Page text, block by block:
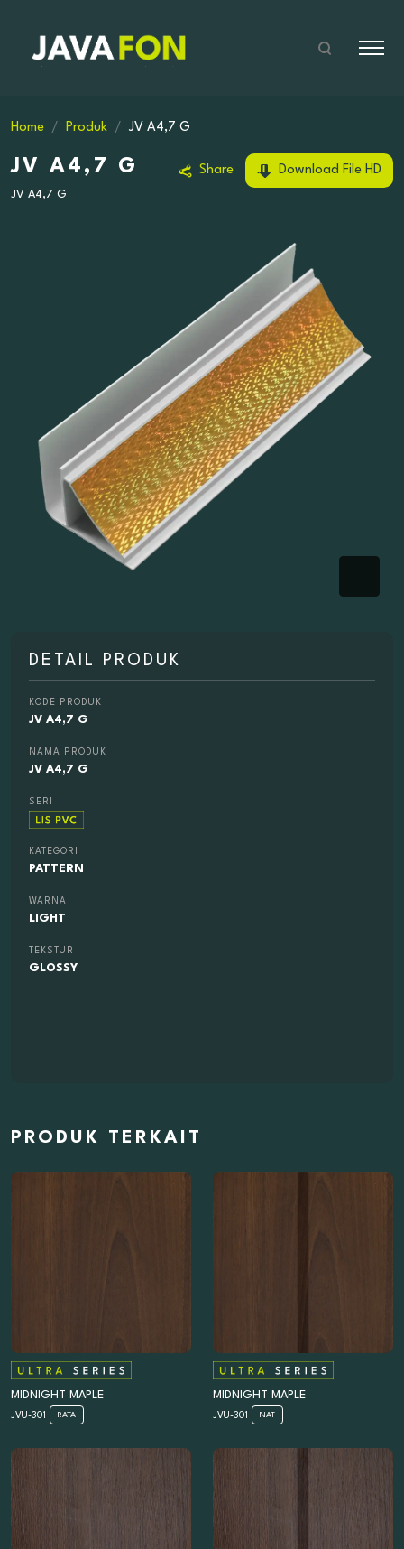
Home Produk JV A4,7 G
JV A4,7 G
JV A4,7 G
Share Download File HD
DETAIL PRODUK
KODE PRODUK
JV A4,7 G
NAMA PRODUK
JV A4,7 G
SERI
KATEGORI
PATTERN
WARNA
LIGHT
TEKSTUR
GLOSSY
PRODUK TERKAIT
MIDNIGHT MAPLE
JVU-301 RATA
MIDNIGHT MAPLE
JVU-301 NAT